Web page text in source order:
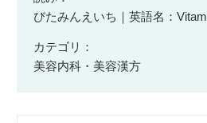
びたみんえいち｜英語名：
カテゴリ：
美容内科・美容漢方